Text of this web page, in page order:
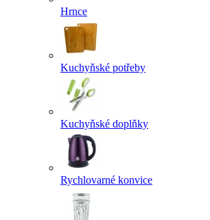
Hrnce
Kuchyňské potřeby
Kuchyňské doplňky
Rychlovarné konvice